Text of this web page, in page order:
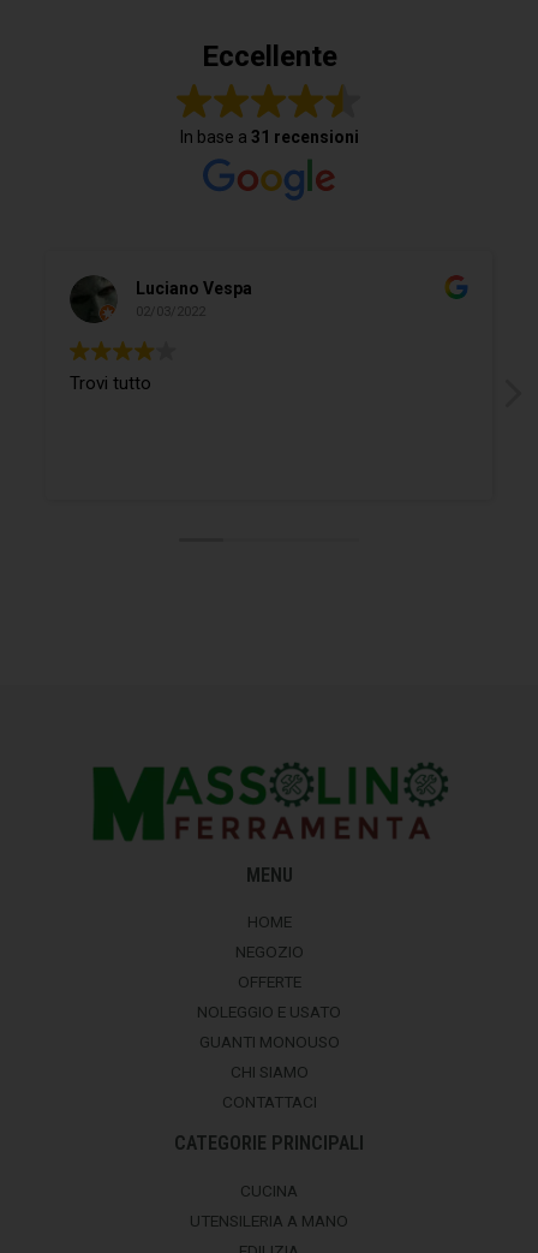
Eccellente
In base a 31 recensioni
Luciano Vespa
02/03/2022
Trovi tutto
MENU
HOME
NEGOZIO
OFFERTE
NOLEGGIO E USATO
GUANTI MONOUSO
CHI SIAMO
CONTATTACI
CATEGORIE PRINCIPALI
CUCINA
UTENSILERIA A MANO